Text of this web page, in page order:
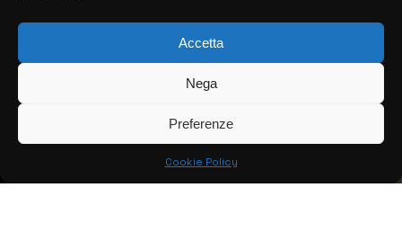
Accetta
Nega
Preferenze
Cookie Policy